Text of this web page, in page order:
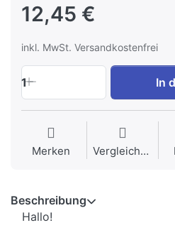
12,45 €
inkl. MwSt. Versandkostenfrei
1 In
Merken Vergleichen
Beschreibung
Hallo!